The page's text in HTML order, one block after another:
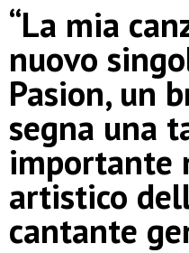
“La mia
nuovo
Pasion, un
segna una
importante
artistico
cantante